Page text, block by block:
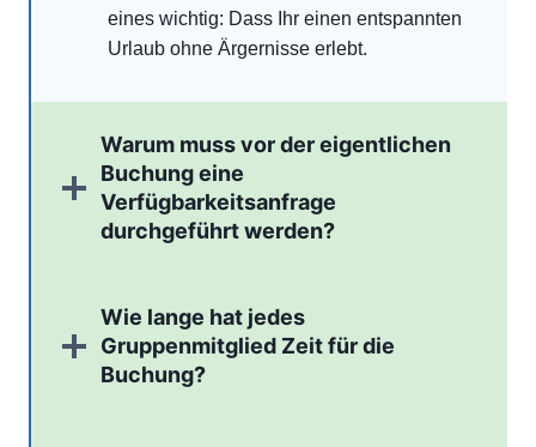
eines wichtig: Dass Ihr einen entspannten
Urlaub ohne Ärgernisse erlebt.
Warum muss vor der eigentlichen
Buchung eine
Verfügbarkeitsanfrage
durchgeführt werden?
Wie lange hat jedes
Gruppenmitglied Zeit für die
Buchung?